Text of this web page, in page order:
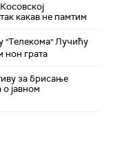
какав не памтим
"Телекома" Лучићу
нон грата
за брисање
јавном